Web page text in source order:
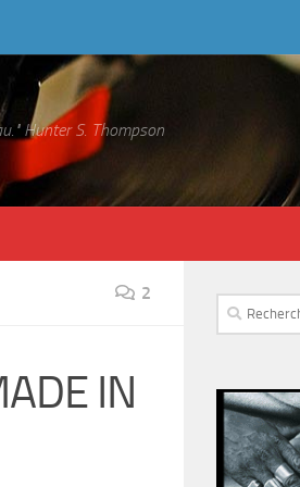
Hunter S. Thompson
2
IN
Rechercher :